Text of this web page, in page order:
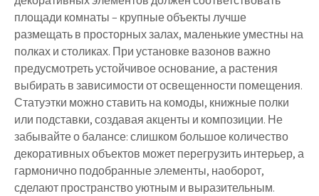
площади комнаты – крупные объекты лучше
размещать в просторных залах, маленькие уместны на
полках и столиках. При установке вазонов важно
предусмотреть устойчивое основание, а растения
выбирать в зависимости от освещенности помещения.
Статуэтки можно ставить на комоды, книжные полки
или подставки, создавая акценты и композиции. Не
забывайте о балансе: слишком большое количество
декоративных объектов может перегрузить интерьер, а
гармонично подобранные элементы, наоборот,
сделают пространство уютным и выразительным.